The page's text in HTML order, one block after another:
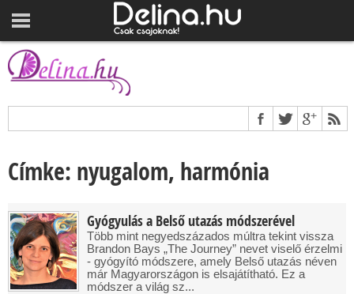
Címke: nyugalom, harmónia
Gyógyulás a Belső utazás módszerével
Több mint negyedszázados múltra tekint vissza
Brandon Bays „The Journey” nevet viselő érzelmi
- gyógyító módszere, amely Belső utazás néven
már Magyarországon is elsajátítható. Ez a
módszer a világ sz...